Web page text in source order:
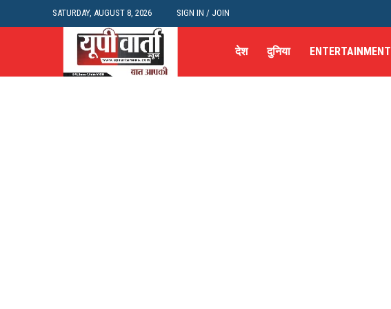
SATURDAY, AUGUST 8, 2026 SIGN IN / JOIN
देश दुनिया ENTERTAINMENT